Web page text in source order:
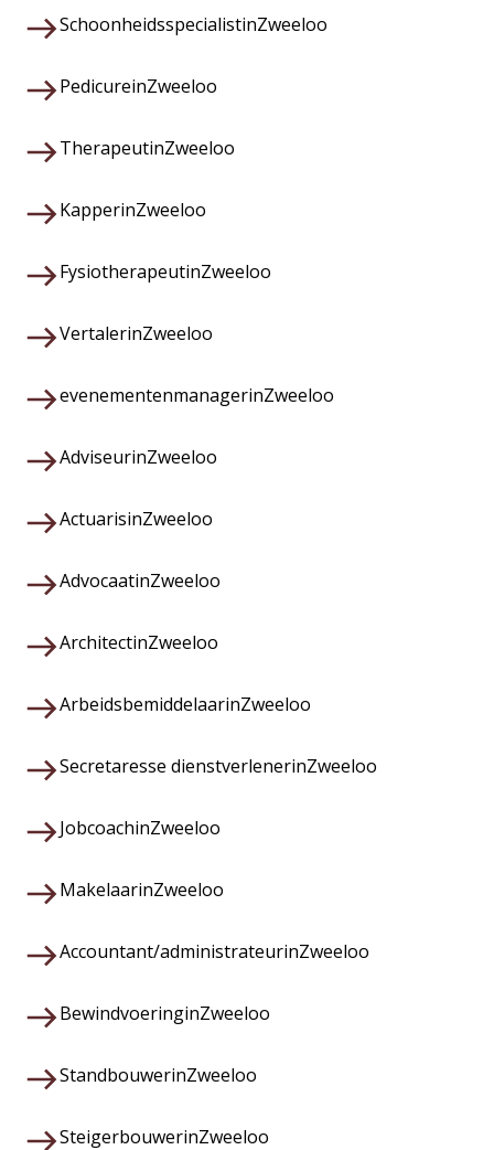
SchoonheidsspecialistinZweeloo
PedicureinZweeloo
TherapeutinZweeloo
KapperinZweeloo
FysiotherapeutinZweeloo
VertalerinZweeloo
evenementenmanagerinZweeloo
AdviseurinZweeloo
ActuarisinZweeloo
AdvocaatinZweeloo
ArchitectinZweeloo
ArbeidsbemiddelaarinZweeloo
Secretaresse dienstverlenerinZweeloo
JobcoachinZweeloo
MakelaarinZweeloo
Accountant/administrateurinZweeloo
BewindvoeringinZweeloo
StandbouwerinZweeloo
SteigerbouwerinZweeloo